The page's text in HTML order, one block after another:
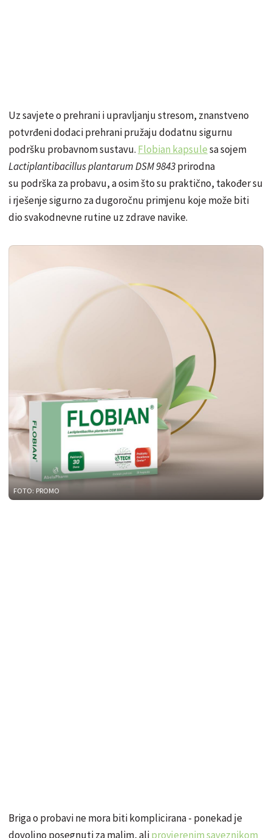
Uz savjete o prehrani i upravljanju stresom, znanstveno
potvrđeni dodaci prehrani pružaju dodatnu sigurnu
podršku probavnom sustavu. Flobian kapsulesa sojem
Lactiplantibacillus plantarum DSM 9843prirodna
su podrška za probavu, a osim što su praktično, također su
i rješenje sigurno za dugoročnu primjenu koje može biti
dio svakodnevne rutine uz zdrave navike.
FOTO: PROMO
Briga o probavi ne mora biti komplicirana - ponekad je
dovoljno posegnuti za malim, aliprovjerenim saveznikom